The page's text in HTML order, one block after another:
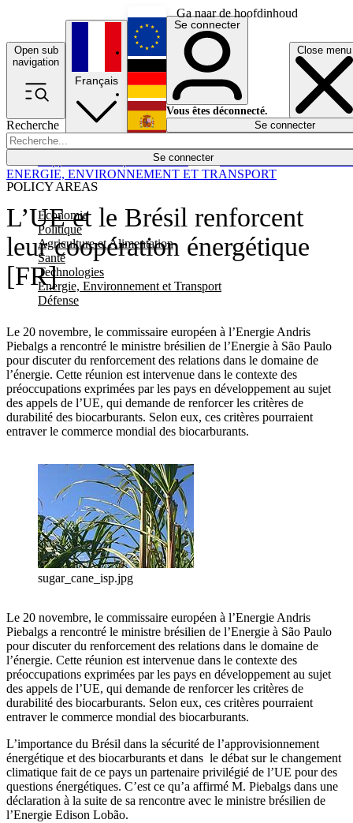
Ga naar de hoofdinhoud
Open sub
navigation
Close menu
Recherche
Se connecter
POLICY AREAS
Economie
Politique
Agriculture et Alimentation
Santé
Technologies
Energie, Environnement et Transport
Défense
Économie
Français
English
Deutsch
Español
Se connecter
Vous êtes déconnecté.
Se connecter
L’UE et le Brésil renforcent
leur coopération énergétique
[FR]
Le 20 novembre, le commissaire européen à l’Energie Andris
Piebalgs a rencontré le ministre brésilien de l’Energie à São Paulo
pour discuter du renforcement des relations dans le domaine de
l’énergie. Cette réunion est intervenue dans le contexte des
préoccupations exprimées par les pays en développement au sujet
des appels de l’UE, qui demande de renforcer les critères de
durabilité des biocarburants. Selon eux, ces critères pourraient
entraver le commerce mondial des biocarburants.
ENERGIE, ENVIRONNEMENT ET TRANSPORT
sugar_cane_isp.jpg
Le 20 novembre, le commissaire européen à l’Energie Andris
Piebalgs a rencontré le ministre brésilien de l’Energie à São Paulo
pour discuter du renforcement des relations dans le domaine de
l’énergie. Cette réunion est intervenue dans le contexte des
préoccupations exprimées par les pays en développement au sujet
des appels de l’UE, qui demande de renforcer les critères de
durabilité des biocarburants. Selon eux, ces critères pourraient
entraver le commerce mondial des biocarburants.
L’importance du Brésil dans la sécurité de l’approvisionnement
énergétique et des biocarburants et dans le débat sur le changement
climatique fait de ce pays un partenaire privilégié de l’UE pour des
questions énergétiques. C’est ce qu’a affirmé M. Piebalgs dans une
déclaration à la suite de sa rencontre avec le ministre brésilien de
l’Energie Edison Lobão.